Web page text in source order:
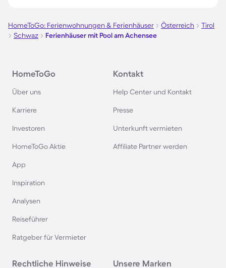
Ferienhäuser mit Pool im Ötztal
Ferienhäuser mit Pool in Fiss
Ferienhäuser mit Pool im Odenwald
Ferienhäuser mit Pool in Dubai
Ferienhäuser mit Pool in Kapstadt
HomeToGo: Ferienwohnungen & Ferienhäuser Österreich
Tirol
Schwaz
Ferienhäuser mit Pool am Achensee
HomeToGo
Über uns
Karriere
Investoren
HomeToGo Aktie
App
Inspiration
Analysen
Reiseführer
Ratgeber für Vermieter
Kontakt
Help Center und Kontakt
Presse
Unterkunft vermieten
Affiliate Partner werden
Rechtliche Hinweise Unsere Marken